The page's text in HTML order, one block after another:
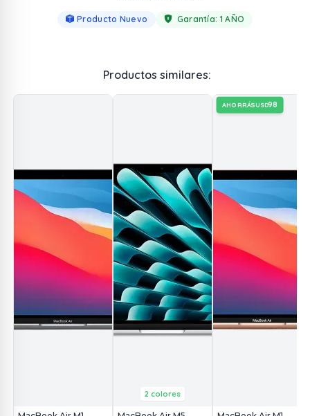
Producto Nuevo Garantía: 1 AÑO
Productos similares:
2 colores
AHORRÁSUSD98